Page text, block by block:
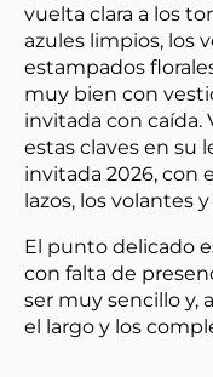
vuelta clara a los
azules limpios, los
estampados
muy bien con
invitada con caída.
estas claves en su
invitada 2026, con
lazos, los volantes
El punto delicado
con falta de
ser muy sencillo y,
el largo y los